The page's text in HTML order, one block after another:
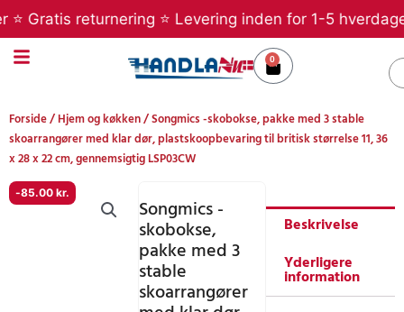
til
indholdet
returnering ⭐ Levering inden for 1-5 hverdage
0
Kurv
Forside/Hjem og køkken/ Songmics -skobokse, pakke med 3 stable
skoarrangører med klar dør, plastskoopbevaring til britisk størrelse 11, 36
x 28 x 22 cm, gennemsigtig LSP03CW
-85.00 kr.
Songmics -
skobokse,
pakke med 3
stable
skoarrangører
Beskrivelse
Yderligere
information